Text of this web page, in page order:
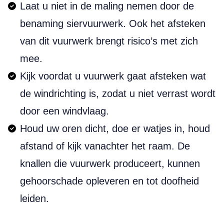
Laat u niet in de maling nemen door de
benaming siervuurwerk. Ook het afsteken
van dit vuurwerk brengt risico’s met zich
mee.
Kijk voordat u vuurwerk gaat afsteken wat
de windrichting is, zodat u niet verrast wordt
door een windvlaag.
Houd uw oren dicht, doe er watjes in, houd
afstand of kijk vanachter het raam. De
knallen die vuurwerk produceert, kunnen
gehoorschade opleveren en tot doofheid
leiden.